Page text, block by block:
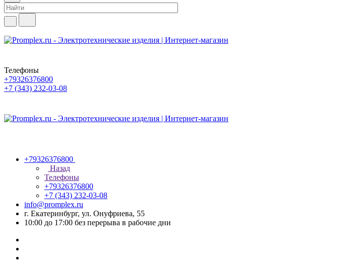
Телефоны
+79326376800
+7 (343) 232-03-08
+79326376800
Назад
Телефоны
+79326376800
+7 (343) 232-03-08
info@promplex.ru
г. Екатеринбург, ул. Онуфриева, 55
10:00 до 17:00 без перерыва в рабочие дни